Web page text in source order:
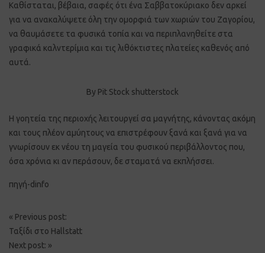
Καθίσταται, βέβαια, σαφές ότι ένα Σαββατοκύριακο δεν αρκεί
για να ανακαλύψετε όλη την ομορφιά των χωριών του Ζαγορίου,
να θαυμάσετε τα φυσικά τοπία και να περιπλανηθείτε στα
γραφικά καλντερίμια και τις λιθόκτιστες πλατείες καθενός από
αυτά.
By Pit Stock shutterstock
Η γοητεία της περιοχής λειτουργεί σα μαγνήτης, κάνοντας ακόμη
και τους πλέον αμύητους να επιστρέφουν ξανά και ξανά για να
γνωρίσουν εκ νέου τη μαγεία του φυσικού περιβάλλοντος που,
όσα χρόνια κι αν περάσουν, δε σταματά να εκπλήσσει.
πηγή-dinfo
Post
navigation
« Previous post:
Ταξίδι στο Hallstatt
Next post: »